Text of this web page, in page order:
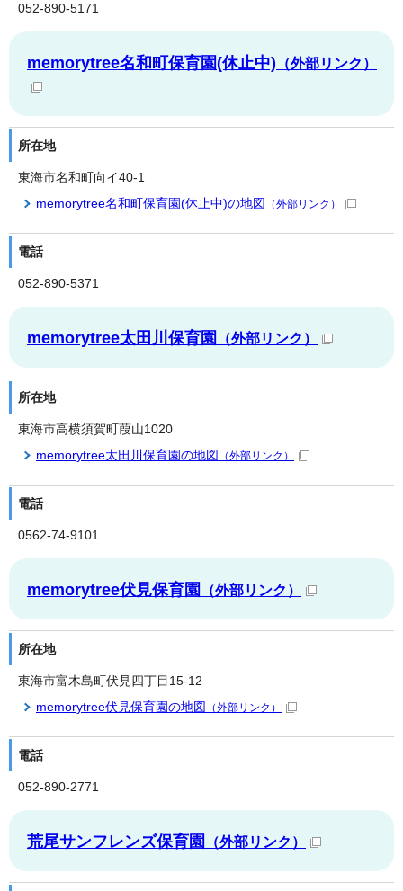
052-890-5171
memorytree名和町保育園(休止中) （外部リンク）
所在地
東海市名和町向イ40-1
memorytree名和町保育園(休止中)の地図
（外部リンク）
電話
052-890-5371
memorytree太田川保育園 （外部リンク）
所在地
東海市高横須賀町葭山1020
memorytree太田川保育園の地図
（外部リンク）
電話
0562-74-9101
memorytree伏見保育園 （外部リンク）
所在地
東海市富木島町伏見四丁目15-12
memorytree伏見保育園の地図
（外部リンク）
電話
052-890-2771
荒尾サンフレンズ保育園 （外部リンク）